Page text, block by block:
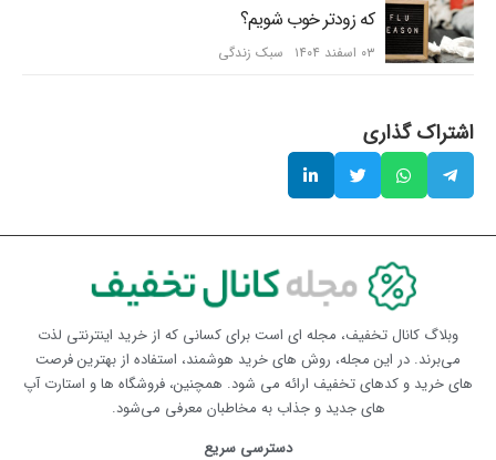
که زودتر خوب شویم؟
۰۳ اسفند ۱۴۰۴ سبک زندگی
اشتراک گذاری
وبلاگ کانال تخفیف، مجله ای است برای کسانی که از خرید اینترنتی لذت
می‌برند. در این مجله، روش های خرید هوشمند، استفاده از بهترین فرصت
های خرید و کدهای تخفیف ارائه می شود. همچنین، فروشگاه ها و استارت آپ
های جدید و جذاب به مخاطبان معرفی می‌شود.
دسترسی سریع